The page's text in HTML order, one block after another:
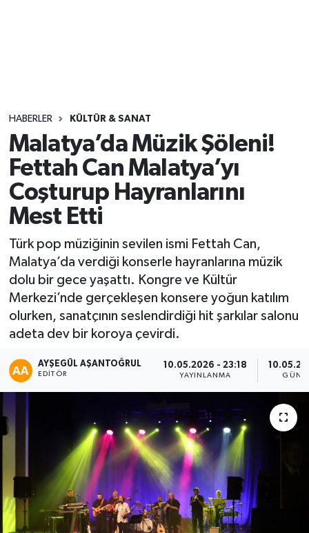
HABERLER KÜLTÜR & SANAT
Malatya’da Müzik Şöleni!
Fettah Can Malatya’yı
Coşturup Hayranlarını
Mest Etti
Türk pop müziğinin sevilen ismi Fettah Can,
Malatya’da verdiği konserle hayranlarına müzik
dolu bir gece yaşattı. Kongre ve Kültür
Merkezi’nde gerçekleşen konsere yoğun katılım
olurken, sanatçının seslendirdiği hit şarkılar salonu
adeta dev bir koroya çevirdi.
AYŞEGÜL AŞANTOĞRUL
EDITÖR
10.05.2026 - 23:18
YAYINLANMA
Yaşam